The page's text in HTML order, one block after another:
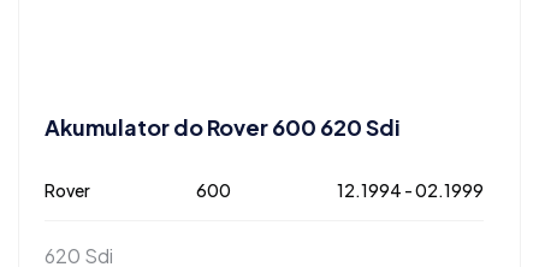
Akumulator do Rover 600 620 Sdi
Rover 600 12.1994 - 02.1999
620 Sdi